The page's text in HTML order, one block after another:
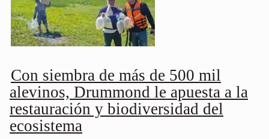
Con siembra de más de 500 mil
alevinos, Drummond le apuesta a la
restauración y biodiversidad del
ecosistema